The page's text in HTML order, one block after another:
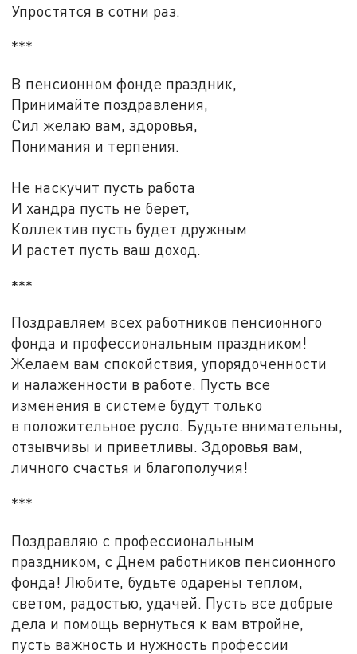
Упростятся в сотни раз.
***
В пенсионном фонде праздник,
Принимайте поздравления,
Сил желаю вам, здоровья,
Понимания и терпения.
Не наскучит пусть работа
И хандра пусть не берет,
Коллектив пусть будет дружным
И растет пусть ваш доход.
***
Поздравляем всех работников пенсионного
фонда и профессиональным праздником!
Желаем вам спокойствия, упорядоченности
и налаженности в работе. Пусть все
изменения в системе будут только
в положительное русло. Будьте внимательны,
отзывчивы и приветливы. Здоровья вам,
личного счастья и благополучия!
***
Поздравляю с профессиональным
праздником, с Днем работников пенсионного
фонда! Любите, будьте одарены теплом,
светом, радостью, удачей. Пусть все добрые
дела и помощь вернуться к вам втройне,
пусть важность и нужность профессии